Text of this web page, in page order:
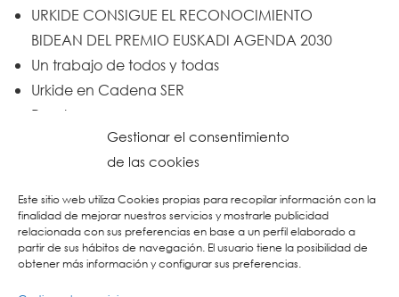
Gestionar el consentimiento
de las cookies
Este sitio web utiliza Cookies propias para recopilar información con la
finalidad de mejorar nuestros servicios y mostrarle publicidad
relacionada con sus preferencias en base a un perfil elaborado a
partir de sus hábitos de navegación. El usuario tiene la posibilidad de
obtener más información y configurar sus preferencias.
URKIDE CONSIGUE EL RECONOCIMIENTO
BIDEAN DEL PREMIO EUSKADI AGENDA 2030
Un trabajo de todos y todas
Urkide en Cadena SER
Reset